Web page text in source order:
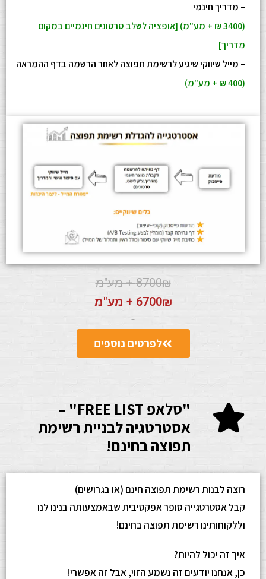
– מדריך חינמי
(3400 ₪ + מע"מ) [אופציה לשלב סרטונים חינמיים במקום
מדריך]
– מייל שיווקי שיגיע לרשימת תפוצה לאחר הרשמה בדף ההמראה
(400 ₪ + מע"מ)
8700₪ + מע"מ
6700₪ + מע"מ
לפרטים נוספים
"סלאפ FREE LIST" –
אסטרטגיה לבניית רשימת
תפוצה בחינם!
רוצה לבנות רשימת תפוצה חינם (או בגרושים)
קבל אסטרטגייה סופר אפקטיבית שבאמצעותה בנינו לנו
וללקוחותינו רשימת תפוצה בחינם!
איך זה יכול להיות?
כן, אנחנו יודעים זה נשמע הזוי, אבל זה אפשרי!